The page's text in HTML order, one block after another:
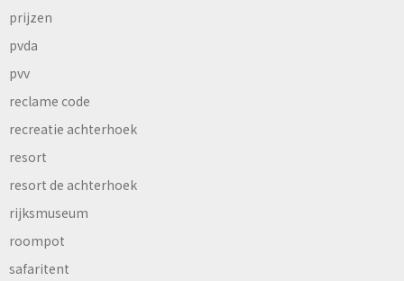
prijzen
pvda
pvv
reclame code
recreatie achterhoek
resort
resort de achterhoek
rijksmuseum
roompot
safaritent